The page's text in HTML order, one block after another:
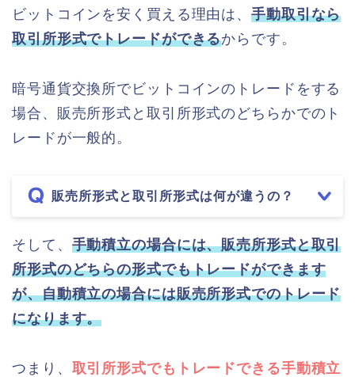
ビットコインを安く買える理由は、手動取引なら
取引所形式でトレードができるからです。
暗号通貨交換所でビットコインのトレードをする
場合、販売所形式と取引所形式のどちらかでのト
レードが一般的。
販売所形式と取引所形式は何が違うの？
そして、 手動積立の場合には、販売所形式と取引
所形式のどちらの形式でもトレードができます
が、自動積立の場合には販売所形式でのトレード
になります。
つまり、 取引所形式でもトレードできる手動積立